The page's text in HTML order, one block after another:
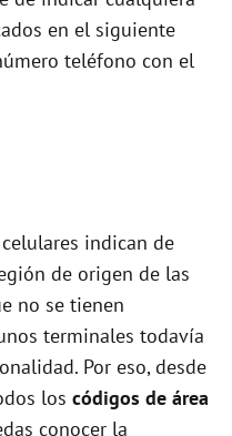
en el siguiente
teléfono con el
indican de
de origen de las
no se tienen
terminales todavía
Por eso, desde
los códigos de área
conocer la